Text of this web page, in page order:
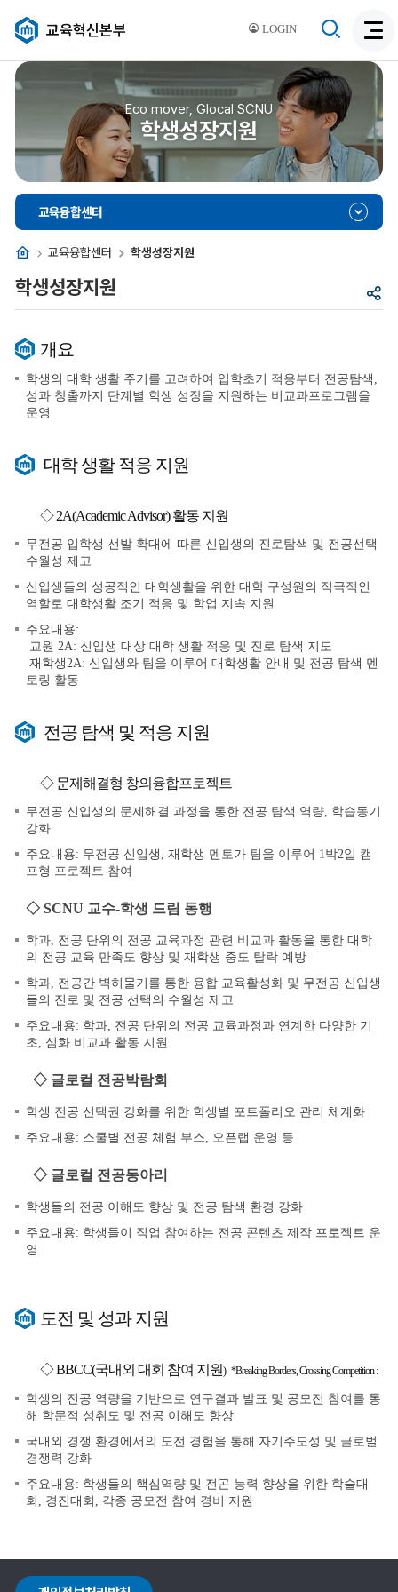
LOGIN
교육혁신본부
색
활
성
색
Eco mover, Glocal SCNU
학생성장지원
홈 교육융합센터 학생성장지원
교육융합센터
공
학생성장지원
개요
학생의 대학 생활 주기를 고려하여 입학초기 적응부터 전공탐색,
성과 창출까지 단계별 학생 성장을 지원하는 비교과프로그램을
운영
대학 생활 적응 지원
◇ 2A(Academic Advisor) 활동 지원
무전공 입학생 선발 확대에 따른 신입생의 진로탐색 및 전공선택
수월성 제고
신입생들의 성공적인 대학생활을 위한 대학 구성원의 적극적인
역할로 대학생활 조기 적응 및 학업 지속 지원
주요내용:
교원 2A: 신입생 대상 대학 생활 적응 및 진로 탐색 지도
재학생2A: 신입생와 팀을 이루어 대학생활 안내 및 전공 탐색 멘
토링 활동
전공 탐색 및 적응 지원
◇ 문제해결형 창의융합프로젝트
무전공 신입생의 문제해결 과정을 통한 전공 탐색 역량, 학습동기
강화
주요내용: 무전공 신입생, 재학생 멘토가 팀을 이루어 1박2일 캠
프형 프로젝트 참여
◇ SCNU 교수-학생 드림 동행
학과, 전공 단위의 전공 교육과정 관련 비교과 활동을 통한 대학
의 전공 교육 만족도 향상 및 재학생 중도 탈락 예방
학과, 전공간 벽허물기를 통한 융합 교육활성화 및 무전공 신입생
들의 진로 및 전공 선택의 수월성 제고
주요내용: 학과, 전공 단위의 전공 교육과정과 연계한 다양한 기
초, 심화 비교과 활동 지원
◇ 글로컬 전공박람회
학생 전공 선택권 강화를 위한 학생별 포트폴리오 관리 체계화
주요내용: 스쿨별 전공 체험 부스, 오픈랩 운영 등
◇ 글로컬 전공동아리
학생들의 전공 이해도 향상 및 전공 탐색 환경 강화
주요내용: 학생들이 직업 참여하는 전공 콘텐츠 제작 프로젝트 운
영
도전 및 성과 지원
◇ BBCC(국내외 대회 참여 지원) *Breaking Borders, Crossing Competition :
학생의 전공 역량을 기반으로 연구결과 발표 및 공모전 참여를 통
해 학문적 성취도 및 전공 이해도 향상
국내외 경쟁 환경에서의 도전 경험을 통해 자기주도성 및 글로벌
경쟁력 강화
주요내용: 학생들의 핵심역량 및 전곤 능력 향상을 위한 학술대
회, 경진대회, 각종 공모전 참여 경비 지원